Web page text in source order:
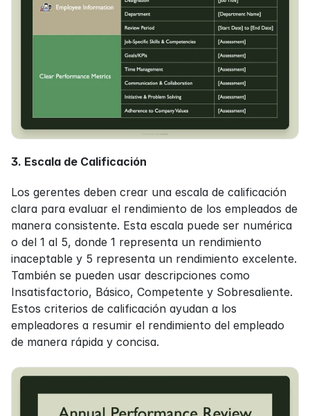
3. Escala de Calificación
Los gerentes deben crear una escala de calificación
clara para evaluar el rendimiento de los empleados de
manera consistente. Esta escala puede ser numérica
o del 1 al 5, donde 1 representa un rendimiento
inaceptable y 5 representa un rendimiento excelente.
También se pueden usar descripciones como
Insatisfactorio, Básico, Competente y Sobresaliente.
Estos criterios de calificación ayudan a los
empleadores a resumir el rendimiento del empleado
de manera rápida y concisa.